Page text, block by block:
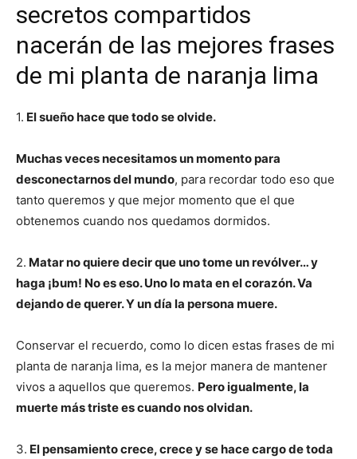
secretos compartidos
nacerán de las mejores frases
de mi planta de naranja lima
1. El sueño hace que todo se olvide.
Muchas veces necesitamos un momento para
desconectarnos del mundo, para recordar todo eso que
tanto queremos y que mejor momento que el que
obtenemos cuando nos quedamos dormidos.
2. Matar no quiere decir que uno tome un revólver… y
haga ¡bum! No es eso. Uno lo mata en el corazón. Va
dejando de querer. Y un día la persona muere.
Conservar el recuerdo, como lo dicen estas frases de mi
planta de naranja lima, es la mejor manera de mantener
vivos a aquellos que queremos. Pero igualmente, la
muerte más triste es cuando nos olvidan.
3. El pensamiento crece, crece y se hace cargo de toda